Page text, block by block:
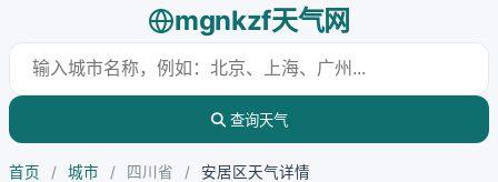
mgnkzf天气网
查询天气
首页 / 城市 / 四川省 / 安居区天气详情